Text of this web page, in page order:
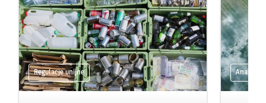
Regulacje unijne Analizy